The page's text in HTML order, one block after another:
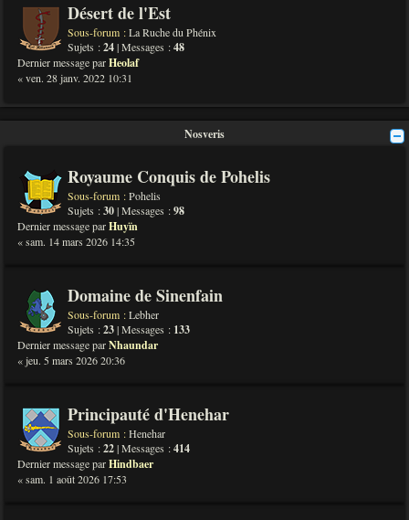
Désert de l'Est
Sous-forum :La Ruche du Phénix
Sujets :24| Messages :48
Dernier message parHeolaf
« ven. 28 janv. 2022 10:31
Nosveris
Royaume Conquis de Pohelis
Sous-forum :Pohelis
Sujets :30| Messages :98
Dernier message parHuyïn
« sam. 14 mars 2026 14:35
Domaine de Sinenfain
Sous-forum :Lebher
Sujets :23| Messages : 133
Dernier message parNhaundar
« jeu. 5 mars 2026 20:36
Principauté d'Henehar
Sous-forum :Henehar
Sujets :22| Messages :414
Dernier message parHindbaer
« sam. 1 août 2026 17:53